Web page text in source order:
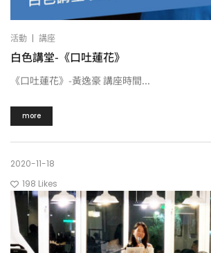
活動 | 講座
白色講堂-《口吐蓮花》
《口吐蓮花》-黃逸豪 講座時間...
more
2020-11-18
198 Likes